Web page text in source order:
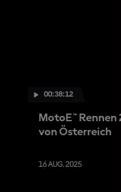
00:38:12
MotoE™
von Österreich
16 AUG. 2025